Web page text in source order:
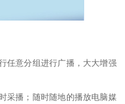
任意分组进行广播，大大增强
采播；随时随地的播放电脑媒